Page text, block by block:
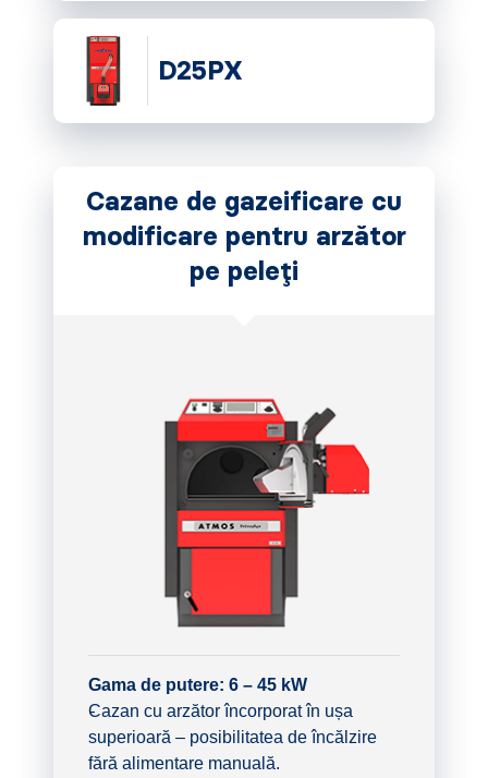
D25PX
Cazane de gazeificare cu
modificare pentru arzător
pe peleți
Gama de putere: 6 – 45 kW
Cazan cu arzător încorporat în ușa
superioară – posibilitatea de încălzire
fără alimentare manuală.